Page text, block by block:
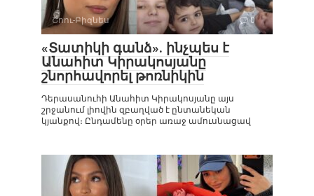
Շոու-Բիզնես 0
«Տատիկի գանձ». ինչպես է
Անահիտ Կիրակոսյանը
շնորհավորել թոռնիկին
Դերասանուհի Անահիտ Կիրակոսյանը այս
շրջանում լիովին զբաղված է ընտանեկան
կյանքով։ Ընդամենը օրեր առաջ ամուսնացավ